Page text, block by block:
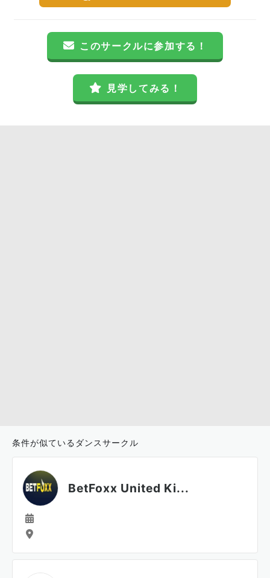
このサークルに参加する！
見学してみる！
条件が似ているダンスサークル
BetFoxx United Ki...